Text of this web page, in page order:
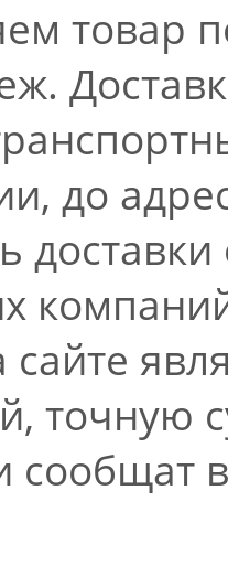
товар
до
сайте
точную
сообщат